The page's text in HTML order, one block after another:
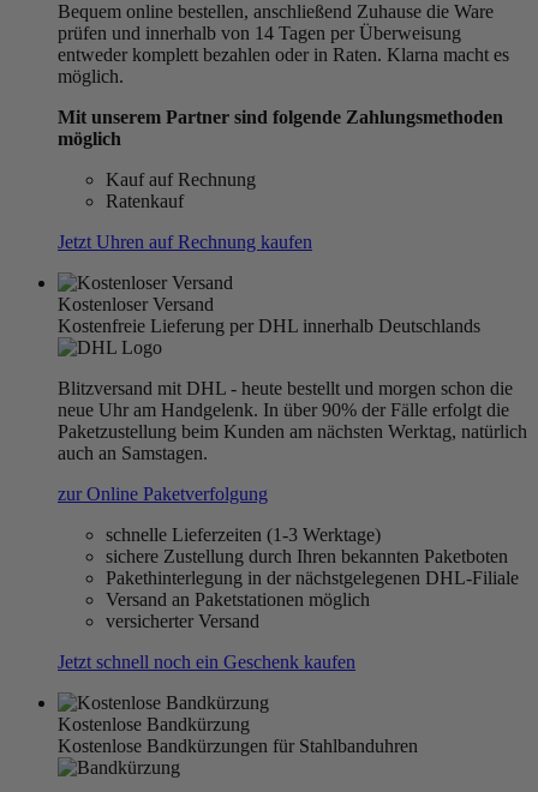
Bequem online bestellen, anschließend Zuhause die Ware
prüfen und innerhalb von 14 Tagen per Überweisung
entweder komplett bezahlen oder in Raten. Klarna macht es
möglich.
Mit unserem Partner sind folgende Zahlungsmethoden
möglich
Kauf auf Rechnung
Ratenkauf
Jetzt Uhren auf Rechnung kaufen
Kostenloser Versand
Kostenfreie Lieferung per DHL innerhalb Deutschlands
Blitzversand mit DHL - heute bestellt und morgen schon die
neue Uhr am Handgelenk. In über 90% der Fälle erfolgt die
Paketzustellung beim Kunden am nächsten Werktag, natürlich
auch an Samstagen.
zur Online Paketverfolgung
schnelle Lieferzeiten (1-3 Werktage)
sichere Zustellung durch Ihren bekannten Paketboten
Pakethinterlegung in der nächstgelegenen DHL-Filiale
Versand an Paketstationen möglich
versicherter Versand
Jetzt schnell noch ein Geschenk kaufen
Kostenlose Bandkürzung
Kostenlose Bandkürzungen für Stahlbanduhren